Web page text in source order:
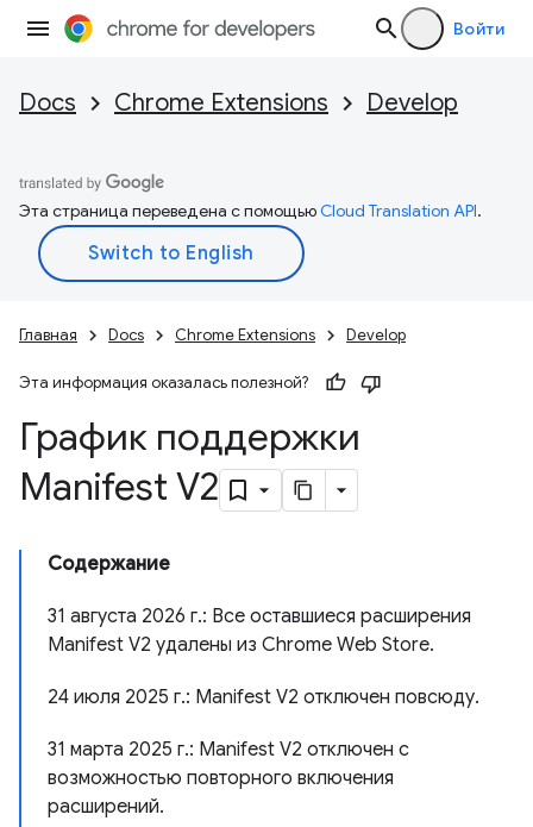
Войти
Docs Chrome Extensions Develop
Эта страница переведена с помощьюCloud Translation API.
Главная Docs Chrome Extensions Develop
Эта информация оказалась полезной?
График поддержки
Manifest V2
Содержание
31 августа 2026 г.: Все оставшиеся расширения
Manifest V2 удалены из Chrome Web Store.
24 июля 2025 г.: Manifest V2 отключен повсюду.
31 марта 2025 г.: Manifest V2 отключен с
возможностью повторного включения
расширений.